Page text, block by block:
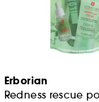
Erborian
Redness rescue